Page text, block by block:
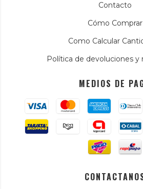
Contacto
Cómo Comprar
Como Calcular
Política de devoluciones y
MEDIOS DE